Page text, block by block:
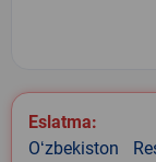
Eslatma:
Oʻzbekiston